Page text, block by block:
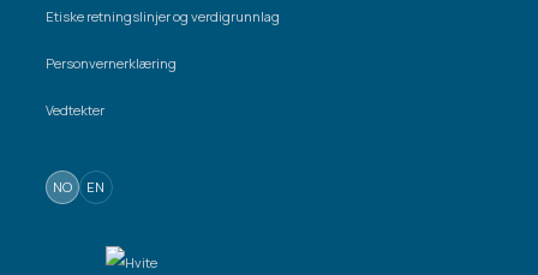
Etiske retningslinjer og verdigrunnlag
Personvernerklæring
Vedtekter
NO EN